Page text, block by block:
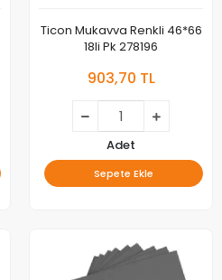
Ticon Mukavva Renkli 46*66
18li Pk 278196
903,70 TL
Adet
Sepete Ekle